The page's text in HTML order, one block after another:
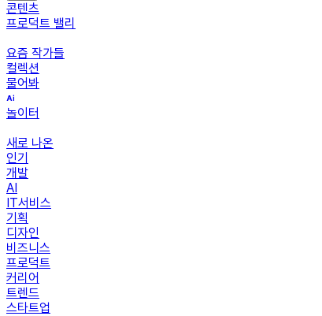
콘텐츠
프로덕트 밸리
요즘 작가들
컬렉션
물어봐
놀이터
새로 나온
인기
개발
AI
IT서비스
기획
디자인
비즈니스
프로덕트
커리어
트렌드
스타트업